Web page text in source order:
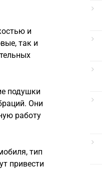
и
так и
подушки
Они
работу
тип
привести